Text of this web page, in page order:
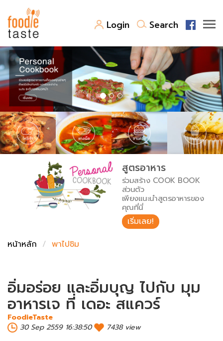
Login Search
สูตรอาหาร
สูตรอาหารล่าสุด
Top Foodie
พาไปชิม
สารพันก้นครัว
เคล็ดลับน่ารู้
เปรียบเทียบหน่วยการตวง
เปรียบเทียบอุณหภูมิ
เปรียบเทียบน้ำหนักวัตถุดิบ
FoodPedia
สร้าง Cookbook
สูตรอาหาร
ร่วมสร้าง COOK BOOK
ส่วนตัว
เพียงแนะนำสูตรอาหารของ
คุณที่นี่
เริ่มเลย!
หน้าหลัก
พาไปชิม
อิ่มอร่อย และอิ่มบุญ ไปกับ มุม
อาหารเจ ที่ เดอะ สแควร์
FoodieTaste
30 Sep 2559 16:38:50
7438 view